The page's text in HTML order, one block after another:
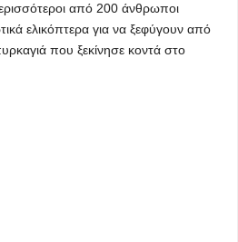
από 200 άνθρωποι
ελικόπτερα για να ξεφύγουν από
που ξεκίνησε κοντά στο